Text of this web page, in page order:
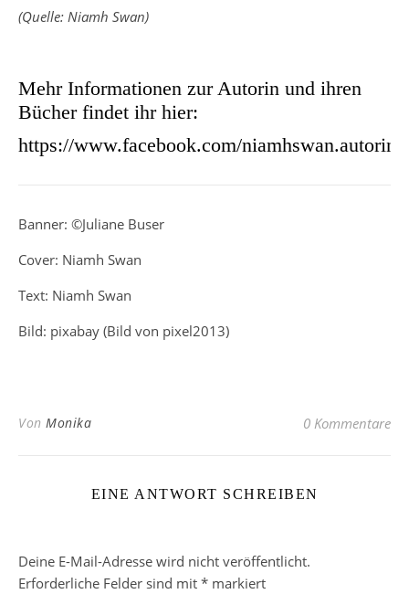
(Quelle: Niamh Swan)
Mehr Informationen zur Autorin und ihren
Bücher findet ihr hier:
https://www.facebook.com/niamhswan.autorin/
Banner: ©Juliane Buser
Cover: Niamh Swan
Text: Niamh Swan
Bild: pixabay (Bild von pixel2013)
Von Monika 0 Kommentare
EINE ANTWORT SCHREIBEN
Deine E-Mail-Adresse wird nicht veröffentlicht.
Erforderliche Felder sind mit * markiert